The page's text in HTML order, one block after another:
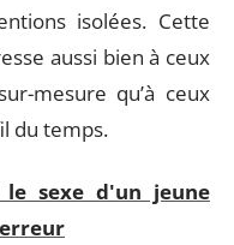
isolées. Cette
aussi bien à ceux
mesure qu’à ceux
du temps.
le sexe d'un jeune